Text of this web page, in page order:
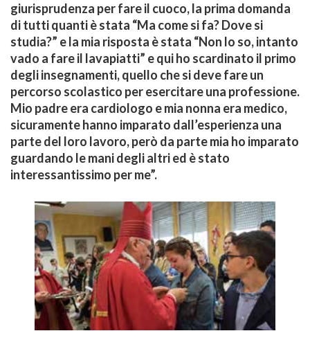
giurisprudenza per fare il cuoco, la prima domanda
di tutti quanti è stata “Ma come si fa? Dove si
studia?” e la mia risposta è stata “Non lo so, intanto
vado a fare il lavapiatti” e qui ho scardinato il primo
degli insegnamenti, quello che si deve fare un
percorso scolastico per esercitare una professione.
Mio padre era cardiologo e mia nonna era medico,
sicuramente hanno imparato dall’esperienza una
parte del loro lavoro, però da parte mia ho imparato
guardando le mani degli altri ed è stato
interessantissimo per me”.